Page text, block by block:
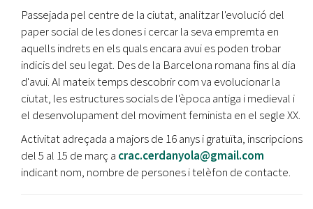
Passejada pel centre de la ciutat, analitzar l'evolució del
paper social de les dones i cercar la seva empremta en
aquells indrets en els quals encara avui es poden trobar
indicis del seu legat. Des de la Barcelona romana fins al dia
d'avui. Al mateix temps descobrir com va evolucionar la
ciutat, les estructures socials de l'època antiga i medieval i
el desenvolupament del moviment feminista en el segle XX.
Activitat adreçada a majors de 16 anys i gratuïta, inscripcions
del 5 al 15 de març a crac.cerdanyola@gmail.com
indicant nom, nombre de persones i telèfon de contacte.